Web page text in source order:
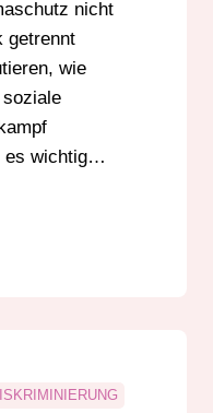
nicht
getrennt
wie
es wichtig…